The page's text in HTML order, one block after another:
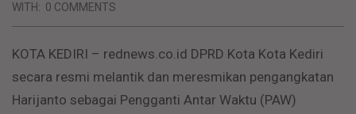
WITH: 0 COMMENTS
KOTA KEDIRI – rednews.co.id DPRD Kota Kota Kediri
secara resmi melantik dan meresmikan pengangkatan
Harijanto sebagai Pengganti Antar Waktu (PAW)